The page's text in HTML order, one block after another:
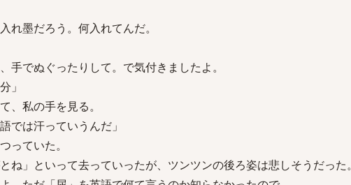
れ墨だろう。何入れてんだ。
手でぬぐったりして。で気付きましたよ。
」
、私の手を見る。
では汗っていうんだ」
っていた。
ね」といって去っていったが、ツンツンの後ろ姿は悲しそうだった。